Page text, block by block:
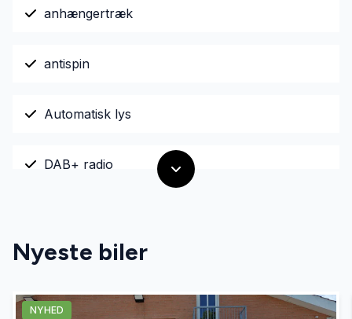
anhængertræk
antispin
Automatisk lys
DAB+ radio
el-ruder
ESP
Nyeste biler
NYHED